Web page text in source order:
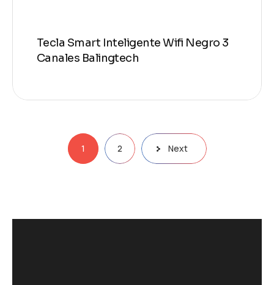
Tecla Smart Inteligente Wifi Negro 3
Canales Balingtech
Pagination
1 2 Next